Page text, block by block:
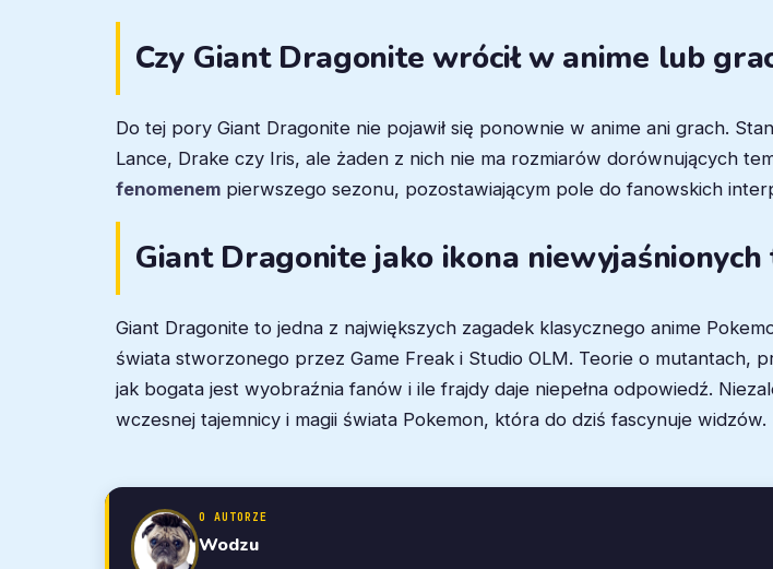
Czy Giant Dragonite wrócił w anime lub
Do tej pory Giant Dragonite nie pojawił się ponownie w anime ani grach.
Lance, Drake czy Iris, ale żaden z nich nie ma rozmiarów dorównujących
fenomenem pierwszego sezonu, pozostawiającym pole do fanowskich
Giant Dragonite jako ikona niewyjaśnionych
Giant Dragonite to jedna z największych zagadek klasycznego anime
świata stworzonego przez Game Freak i Studio OLM. Teorie o mutantach,
jak bogata jest wyobraźnia fanów i ile frajdy daje niepełna odpowiedź.
wczesnej tajemnicy i magii świata Pokemon, która do dziś fascynuje widzów.
O AUTORZE
Wodzu